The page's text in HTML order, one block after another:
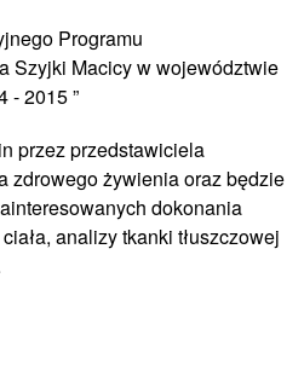
Programu
Szyjki Macicy w województwie
- 2015 ”
przez przedstawiciela
zdrowego żywienia oraz będzie
dokonania
analizy tkanki tłuszczowej